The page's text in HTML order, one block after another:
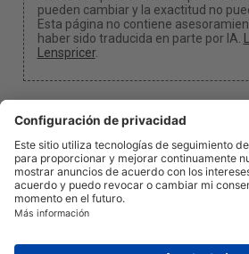
pueden cambiar y la exactitud no
Esta página no contiene
haber sido traducida en parte por IA.
Lenspricer.
Configuración de
Podemos recibir una comisión si
Acerca de nosotrosNoticias